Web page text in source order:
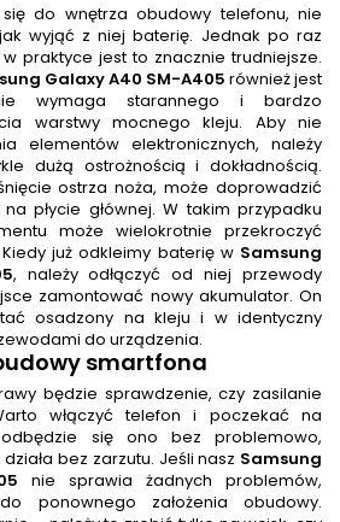
do wnętrza obudowy telefonu, nie
wyjąć z niej baterię. Jednak po raz
praktyce jest to znacznie trudniejsze.
Galaxy A40 SM-A405 również jest
wymaga starannego i bardzo
warstwy mocnego kleju. Aby nie
elementów elektronicznych, należy
dużą ostrożnością i dokładnością.
ostrza noża, może doprowadzić
płycie głównej. W takim przypadku
może wielokrotnie przekroczyć
już odkleimy baterię w Samsung
, należy odłączyć od niej przewody
zamontować nowy akumulator. On
osadzony na kleju i w identyczny
do urządzenia.
smartfona
będzie sprawdzenie, czy zasilanie
włączyć telefon i poczekać na
się ono bez problemowo,
bez zarzutu. Jeśli nasz Samsung
nie sprawia żadnych problemów,
ponownego założenia obudowy.